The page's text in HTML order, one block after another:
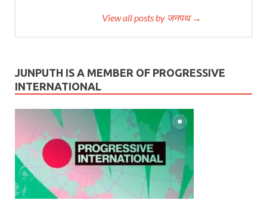
View all posts by जनपथ →
JUNPUTH IS A MEMBER OF PROGRESSIVE
INTERNATIONAL